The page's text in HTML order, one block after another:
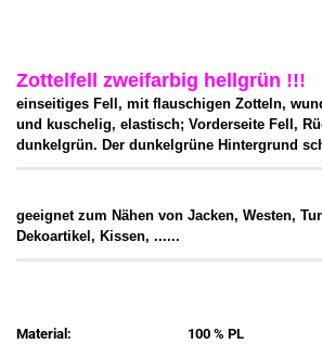
Zottelfell zweifarbig hellgrün !!!
einseitiges Fell, mit flauschigen Zotteln,
und kuschelig, elastisch; Vorderseite Fell,
dunkelgrün. Der dunkelgrüne Hintergrund
geeignet zum Nähen von Jacken, Westen,
Dekoartikel, Kissen, ......
Material:
100 % PL